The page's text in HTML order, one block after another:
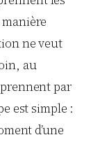
ne veut
au
par
est simple :
d’une